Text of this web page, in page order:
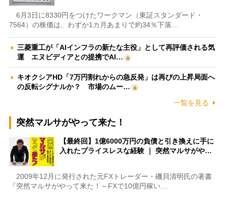
6月3日に8330円をつけたワークマン（東証スタンダード・
7564）の株価は、わずか1カ月あまりで約34％下落…
三菱重工が「AIインフラの新たな主役」として再評価される気
運 エヌビディアとの提携でAI…
キオクシアHD「7万円割れからの急反発」は再びの上昇局面へ
の反転シグナルか？ 市場のムー…
一覧を見る
突然マルサがやって来た！
【最終回】1億6000万円の負債と引き換えに手に
入れたプライスレスな経験 ｜ 突然マルサがや…
2009年12月に発行された元FXトレーダー・磯貝清明氏の著書
『突然マルサがやって来た！～FXで10億円稼い…